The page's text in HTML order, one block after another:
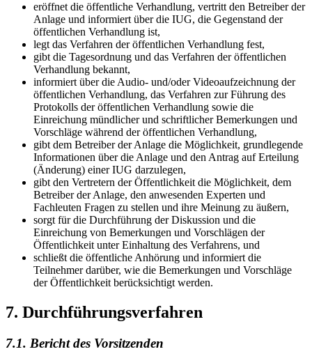
eröffnet die öffentliche Verhandlung, vertritt den Betreiber der
Anlage und informiert über die IUG, die Gegenstand der
öffentlichen Verhandlung ist,
legt das Verfahren der öffentlichen Verhandlung fest,
gibt die Tagesordnung und das Verfahren der öffentlichen
Verhandlung bekannt,
informiert über die Audio- und/oder Videoaufzeichnung der
öffentlichen Verhandlung, das Verfahren zur Führung des
Protokolls der öffentlichen Verhandlung sowie die
Einreichung mündlicher und schriftlicher Bemerkungen und
Vorschläge während der öffentlichen Verhandlung,
gibt dem Betreiber der Anlage die Möglichkeit, grundlegende
Informationen über die Anlage und den Antrag auf Erteilung
(Änderung) einer IUG darzulegen,
gibt den Vertretern der Öffentlichkeit die Möglichkeit, dem
Betreiber der Anlage, den anwesenden Experten und
Fachleuten Fragen zu stellen und ihre Meinung zu äußern,
sorgt für die Durchführung der Diskussion und die
Einreichung von Bemerkungen und Vorschlägen der
Öffentlichkeit unter Einhaltung des Verfahrens, und
schließt die öffentliche Anhörung und informiert die
Teilnehmer darüber, wie die Bemerkungen und Vorschläge
der Öffentlichkeit berücksichtigt werden.
7. Durchführungsverfahren
7.1. Bericht des Vorsitzenden